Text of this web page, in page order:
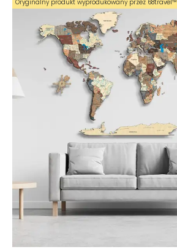
Oryginalny produkt wyprodukowany przez 68travel™️